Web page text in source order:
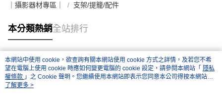
｜攝影器材專區｜ 支架/提籠/配件
本分類熱銷全站排行
熱門標籤
本網站中使用 cookie，欲查詢有關本網站使用 cookie 方式之詳情，及若您不希
望在電腦上使用 cookie 時應如何變更電腦的 cookie 設定，請參閱本網站「 隱私
權條款 」之 Cookie 聲明。您繼續使用本網站即表示您同意本公司得按本網站使
用條款之 Cookie 聲明使用 cookie。
了解更多 >